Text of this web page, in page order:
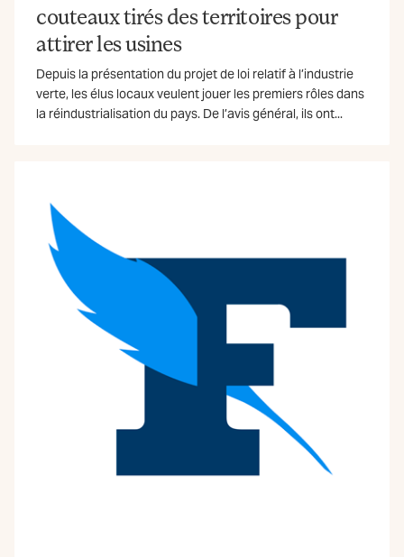
couteaux tirés des territoires pour
attirer les usines
Depuis la présentation du projet de loi relatif à l’industrie
verte, les élus locaux veulent jouer les premiers rôles dans
la réindustrialisation du pays. De l’avis général, ils ont...